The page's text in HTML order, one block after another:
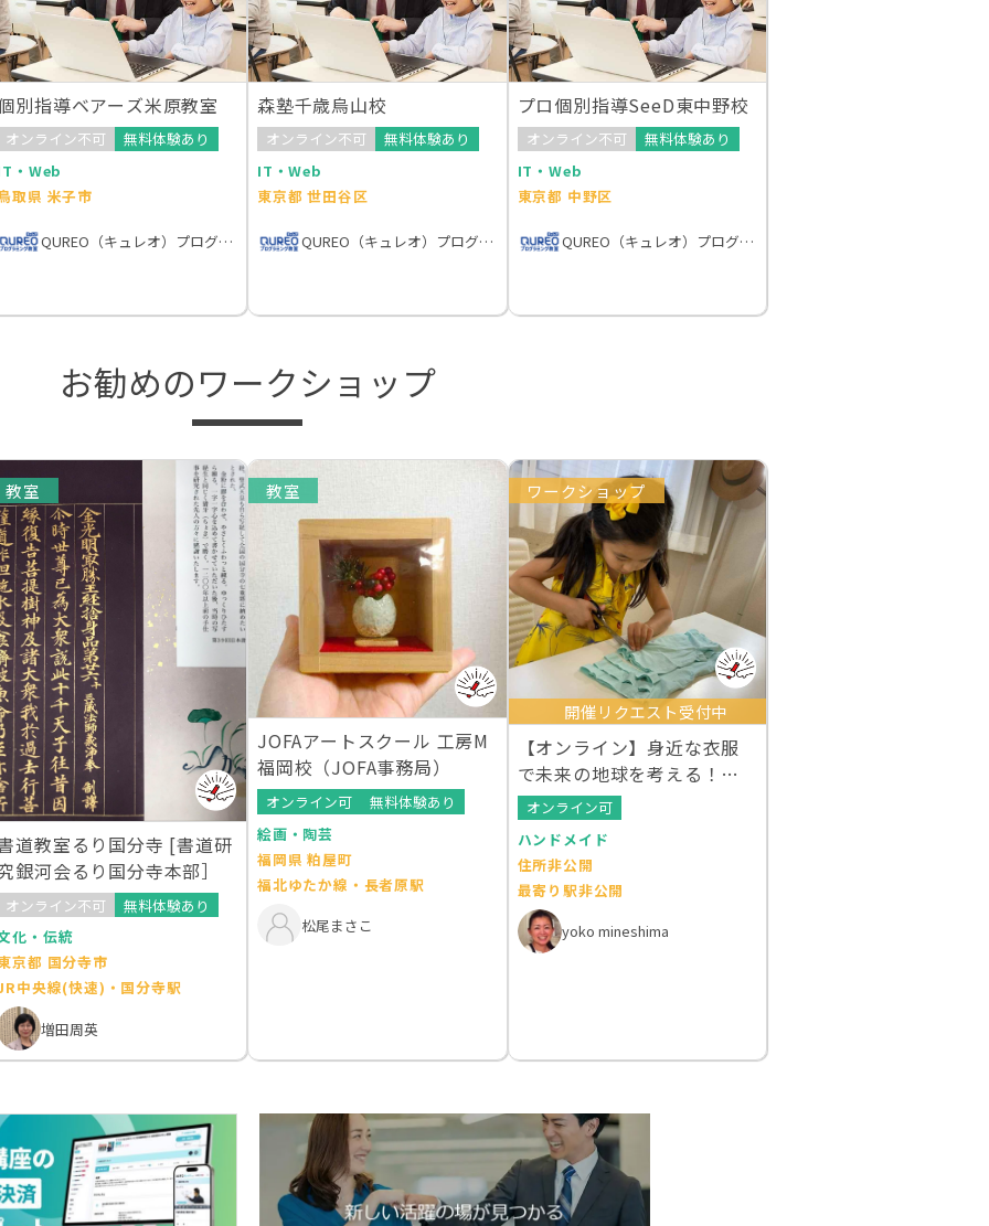
別指導ベアーズ米原教室
オンライン不可
無料体験あり
・Web
取県 米子市
QUREO（キュレオ）プログラミング教室
森塾千歳烏山校
オンライン不可
無料体験あり
IT・Web
東京都 世田谷区
QUREO（キュレオ）プログラミング教室
プロ個別指導SeeD東中野校
オンライン不可
無料体験あり
IT・Web
東京都 中野区
QUREO（キュレオ）プログラミング教室
お勧めのワークショップ
教室
道教室るり国分寺 [書道研
銀河会るり国分寺本部］
オンライン不可
無料体験あり
化・伝統
京都 国分寺市
中央線(快速)・国分寺駅
増田周英
教室
JOFAアートスクール 工房M
福岡校（JOFA事務局）
オンライン可
無料体験あり
絵画・陶芸
福岡県 粕屋町
福北ゆたか線・長者原駅
松尾まさこ
ワークショップ
開催リクエスト受付中
【オンライン】身近な衣服
で未来の地球を考える！ク
ルエシカルWS
オンライン可
ハンドメイド
住所非公開
最寄り駅非公開
yoko mineshima